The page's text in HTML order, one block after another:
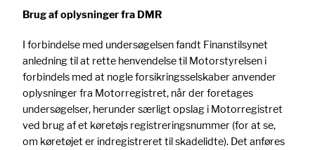
Brug af oplysninger fra DMR
I forbindelse med undersøgelsen fandt Finanstilsynet
anledning til at rette henvendelse til Motorstyrelsen i
forbindels med at nogle forsikringsselskaber anvender
oplysninger fra Motorregistret, når der foretages
undersøgelser, herunder særligt opslag i Motorregistret
ved brug af et køretøjs registreringsnummer (for at se,
om køretøjet er indregistreret til skadelidte). Det anføres